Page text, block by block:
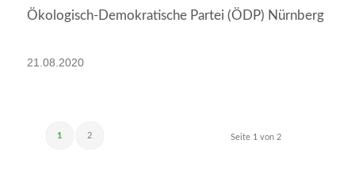
Ökologisch-Demokratische Partei (ÖDP) Nürnberg
21.08.2020
Seite 1 von 2
1 2